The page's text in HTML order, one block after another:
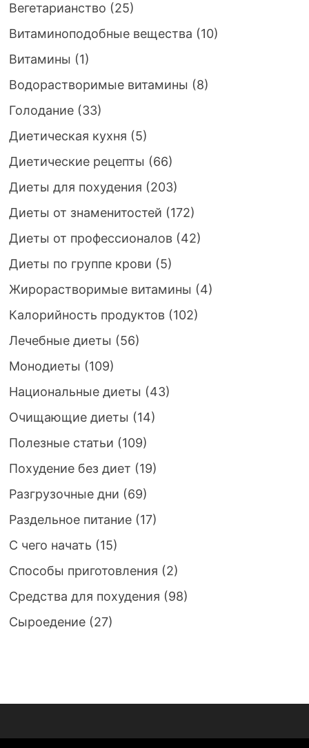
Вегетарианство (25)
Витаминоподобные вещества (10)
Витамины (1)
Водорастворимые витамины (8)
Голодание(33)
Диетическая кухня (5)
Диетические рецепты (66)
Диеты для похудения (203)
Диеты от знаменитостей (172)
Диеты от профессионалов(42)
Диеты по группе крови (5)
Жирорастворимые витамины (4)
Калорийность продуктов(102)
Лечебные диеты (56)
Монодиеты (109)
Национальные диеты (43)
Очищающие диеты (14)
Полезные статьи (109)
Похудение без диет (19)
Разгрузочные дни (69)
Раздельное питание(17)
С чего начать (15)
Способы приготовления (2)
Средства для похудения (98)
Сыроедение(27)